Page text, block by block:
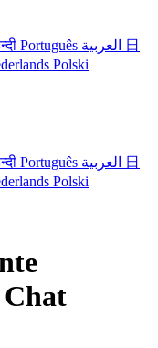
Português
日
Polski
Português
日
Polski